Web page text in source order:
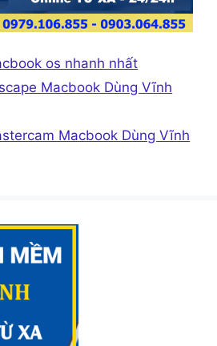
os nhanh nhất
Macbook Dùng Vĩnh
Macbook Dùng Vĩnh